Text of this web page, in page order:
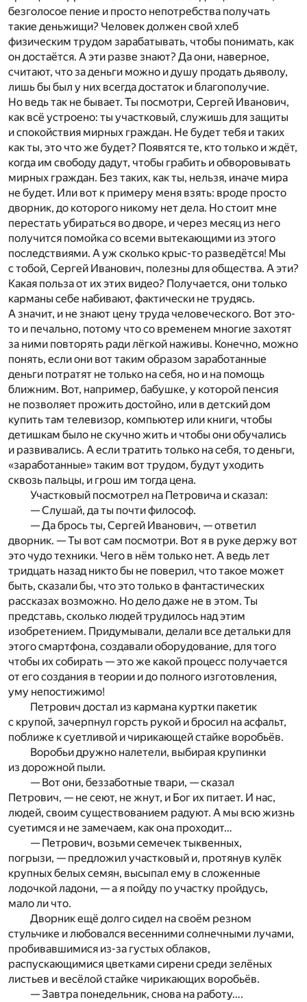
безголосое пение и просто непотребства получать
такие деньжищи? Человек должен свой хлеб
физическим трудом зарабатывать, чтобы понимать, как
он достаётся. А эти разве знают? Да они, наверное,
считают, что за деньги можно и душу продать дьяволу,
лишь бы был у них всегда достаток и благополучие.
Но ведь так не бывает. Ты посмотри, Сергей Иванович,
как всё устроено: ты участковый, служишь для защиты
и спокойствия мирных граждан. Не будет тебя и таких
как ты, это что же будет? Появятся те, кто только и ждёт,
когда им свободу дадут, чтобы грабить и обворовывать
мирных граждан. Без таких, как ты, нельзя, иначе мира
не будет. Или вот к примеру меня взять: вроде просто
дворник, до которого никому нет дела. Но стоит мне
перестать убираться во дворе, и через месяц из него
получится помойка со всеми вытекающими из этого
последствиями. А уж сколько крыс-то разведётся! Мы
с тобой, Сергей Иванович, полезны для общества. А эти?
Какая польза от их этих видео? Получается, они только
карманы себе набивают, фактически не трудясь.
А значит, и не знают цену труда человеческого. Вот это-
то и печально, потому что со временем многие захотят
за ними повторять ради лёгкой наживы. Конечно, можно
понять, если они вот таким образом заработанные
деньги потратят не только на себя, но и на помощь
ближним. Вот, например, бабушке, у которой пенсия
не позволяет прожить достойно, или в детский дом
купить там телевизор, компьютер или книги, чтобы
детишкам было не скучно жить и чтобы они обучались
и развивались. А если тратить только на себя, то деньги,
«заработанные» таким вот трудом, будут уходить
сквозь пальцы, и грош им тогда цена.
Участковый посмотрел на Петровича и сказал:
— Слушай, да ты почти философ.
— Да брось ты, Сергей Иванович, — ответил
дворник. — Ты вот сам посмотри. Вот я в руке держу вот
это чудо техники. Чего в нём только нет. А ведь лет
тридцать назад никто бы не поверил, что такое может
быть, сказали бы, что это только в фантастических
рассказах возможно. Но дело даже не в этом. Ты
представь, сколько людей трудилось над этим
изобретением. Придумывали, делали все детальки для
этого смартфона, создавали оборудование, для того
чтобы их собирать — это же какой процесс получается
от его создания в теории и до полного изготовления,
уму непостижимо!
Петрович достал из кармана куртки пакетик
с крупой, зачерпнул горсть рукой и бросил на асфальт,
поближе к суетливой и чирикающей стайке воробьёв.
Воробьи дружно налетели, выбирая крупинки
из дорожной пыли.
— Вот они, беззаботные твари, — сказал
Петрович, — не сеют, не жнут, и Бог их питает. И нас,
людей, своим существованием радуют. А мы всю жизнь
суетимся и не замечаем, как она проходит…
— Петрович, возьми семечек тыквенных,
погрызи, — предложил участковый и, протянув кулёк
крупных белых семян, высыпал ему в сложенные
лодочкой ладони, — а я пойду по участку пройдусь,
мало ли что.
Дворник ещё долго сидел на своём резном
стульчике и любовался весенними солнечными лучами,
пробивавшимися из-за густых облаков,
распускающимися цветками сирени среди зелёных
листьев и весёлой стайке чирикающих воробьёв.
— Завтра понедельник, снова на работу….